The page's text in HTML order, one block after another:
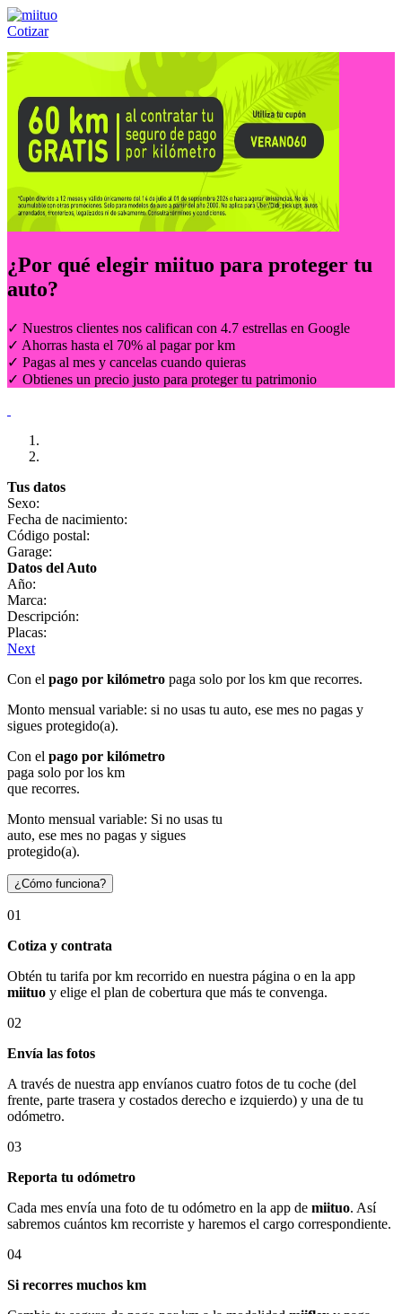
Cotizar
Llámanos al:(55) 84-21-05-00 ó
¿Por qué elegir miituo para proteger tu
auto?
✓ Nuestros clientes nos califican con 4.7 estrellas en Google
✓ Ahorras hasta el 70% al pagar por km
✓ Pagas al mes y cancelas cuando quieras
✓ Obtienes un precio justo para proteger tu patrimonio
Tus datos
Sexo:
Fecha de nacimiento:
Código postal:
Garage:
Datos del Auto
Año:
Marca:
Descripción:
Placas:
Next
Con el pago por kilómetro paga solo por los km que recorres.
Monto mensual variable: si no usas tu auto, ese mes no pagas y
sigues protegido(a).
Con el pago por kilómetro
paga solo por los km
que recorres.
Monto mensual variable: Si no usas tu
auto, ese mes no pagas y sigues
protegido(a).
¿Cómo funciona?
01
Cotiza y contrata
Obtén tu tarifa por km recorrido en nuestra página o en la app
miituo y elige el plan de cobertura que más te convenga.
02
Envía las fotos
A través de nuestra app envíanos cuatro fotos de tu coche (del
frente, parte trasera y costados derecho e izquierdo) y una de tu
odómetro.
03
Reporta tu odómetro
Cada mes envía una foto de tu odómetro en la app de miituo. Así
sabremos cuántos km recorriste y haremos el cargo correspondiente.
04
Si recorres muchos km